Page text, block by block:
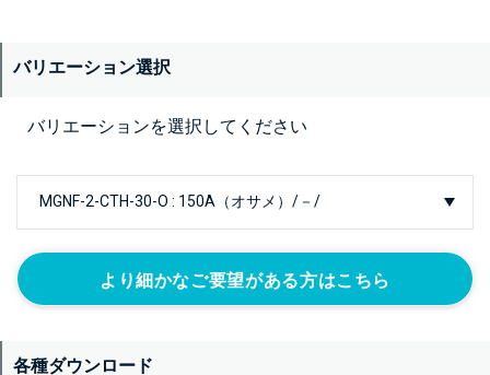
バリエーション選択
バリエーションを選択してください
より細かなご要望がある方はこちら
各種ダウンロード